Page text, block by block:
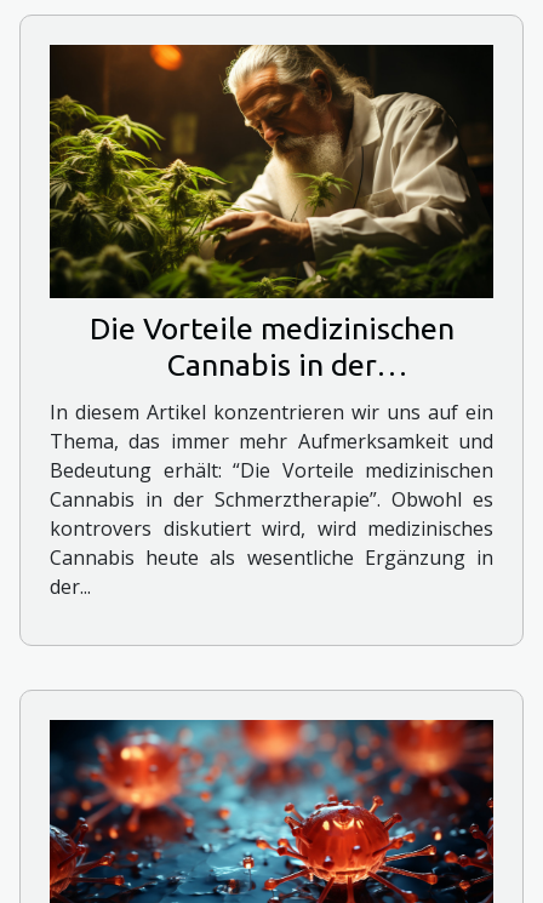
Die Vorteile medizinischen
Cannabis in der
Schmerztherapie
In diesem Artikel konzentrieren wir uns auf ein
Thema, das immer mehr Aufmerksamkeit und
Bedeutung erhält: “Die Vorteile medizinischen
Cannabis in der Schmerztherapie”. Obwohl es
kontrovers diskutiert wird, wird medizinisches
Cannabis heute als wesentliche Ergänzung in
der...